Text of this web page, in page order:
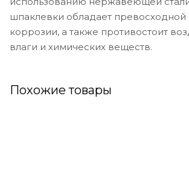
шпаклевки обладает превосходной
коррозии, а также противостоит
влаги и химических веществ.
Похожие товары